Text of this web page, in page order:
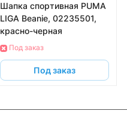
Шапка спортивная PUMA
LIGA Beanie, 02235501,
красно-черная
Под заказ
Под заказ